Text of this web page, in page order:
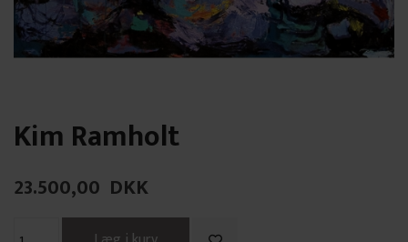
Kim Ramholt
23.500,00 DKK